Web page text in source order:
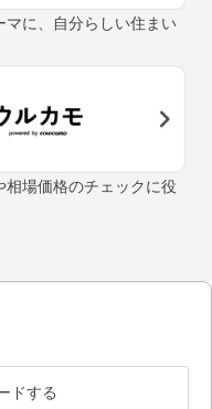
マに、自分らしい住まい
場価格のチェックに役
ドする